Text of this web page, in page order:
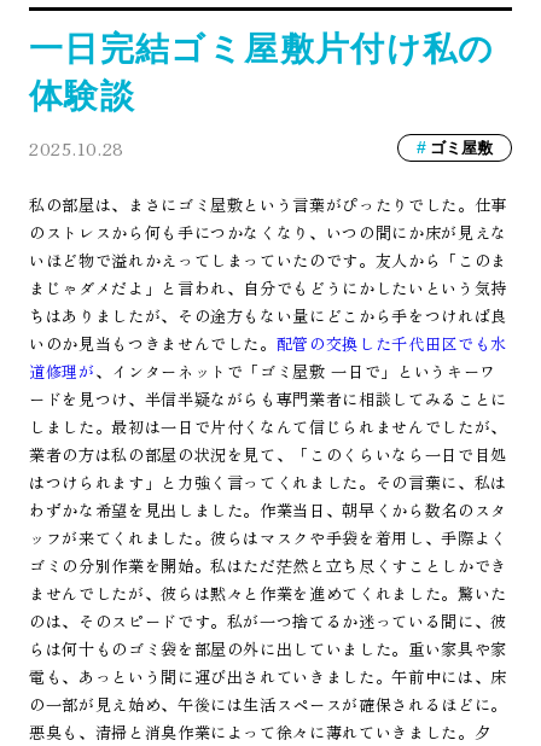
一日完結ゴミ屋敷片付け私の
体験談
2025.10.28 ゴミ屋敷
私の部屋は、まさにゴミ屋敷という言葉がぴったりでした。仕事
のストレスから何も手につかなくなり、いつの間にか床が見えな
いほど物で溢れかえってしまっていたのです。友人から「このま
まじゃダメだよ」と言われ、自分でもどうにかしたいという気持
ちはありましたが、その途方もない量にどこから手をつければ良
いのか見当もつきませんでした。 配管の交換した千代田区でも水
道修理が、インターネットで「ゴミ屋敷 一日で」というキーワ
ードを見つけ、半信半疑ながらも専門業者に相談してみることに
しました。最初は一日で片付くなんて信じられませんでしたが、
業者の方は私の部屋の状況を見て、「このくらいなら一日で目処
はつけられます」と力強く言ってくれました。その言葉に、私は
わずかな希望を見出しました。作業当日、朝早くから数名のスタ
ッフが来てくれました。彼らはマスクや手袋を着用し、手際よく
ゴミの分別作業を開始。私はただ茫然と立ち尽くすことしかでき
ませんでしたが、彼らは黙々と作業を進めてくれました。驚いた
のは、そのスピードです。私が一つ捨てるか迷っている間に、彼
らは何十ものゴミ袋を部屋の外に出していました。重い家具や家
電も、あっという間に運び出されていきました。午前中には、床
の一部が見え始め、午後には生活スペースが確保されるほどに。
悪臭も、清掃と消臭作業によって徐々に薄れていきました。夕